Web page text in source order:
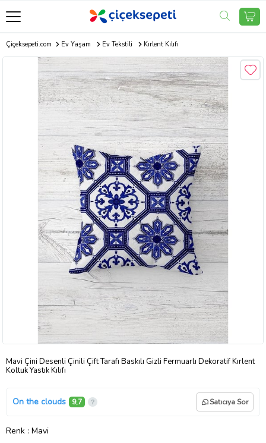
Çiçeksepeti.com Ev Yaşam Ev Tekstili Kırlent Kılıfı
Mavi Çini Desenli Çinili Çift Tarafı Baskılı Gizli Fermuarlı Dekoratif Kırlent
Koltuk Yastık Kılıfı
On the clouds 9,7 Satıcıya Sor
Renk : Mavi